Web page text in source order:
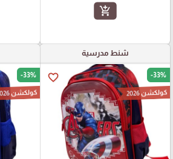
add_shopping_cart
شنط مدرسية
favorite_border -33%
كولكشن 2026
-33%
كولكشن 2026